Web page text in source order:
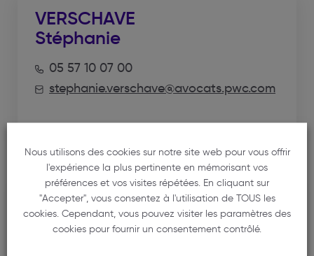
VERSCHAVE
Stéphanie
05 57 10 07 00
stephanie.verschave@avocats.pwc.com
Voir la fiche
COLCANAP
Catherine
Nous utilisons des cookies sur notre site web pour vous offrir
l'expérience la plus pertinente en mémorisant vos
préférences et vos visites répétées. En cliquant sur
"Accepter", vous consentez à l'utilisation de TOUS les
cookies. Cependant, vous pouvez visiter les paramètres des
cookies pour fournir un consentement contrôlé.